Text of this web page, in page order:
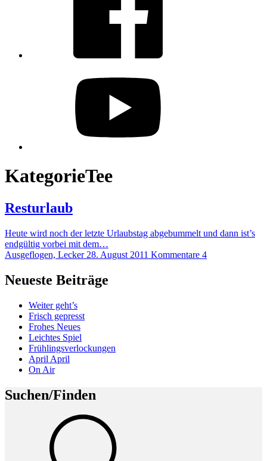
KategorieTee
Resturlaub
Heute wird noch der letzte Urlaubstag abgebummelt und dann ist’s
endgültig vorbei mit dem…
Ausgeflogen, Lecker 28. August 2011 Kommentare 4
Neueste Beiträge
Weiter geht’s
Frisch gepresst
Frohes Neues
Leichtes Spiel
Frühlingsverlockungen
April April
On Air
Suchen/Finden